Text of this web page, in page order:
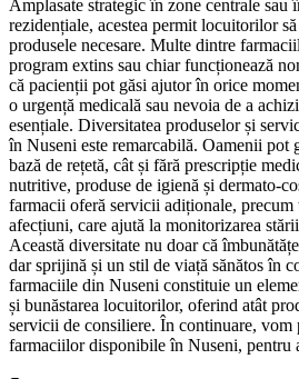
Amplasate strategic în zone centrale sau
rezidențiale, acestea permit locuitorilor
produsele necesare. Multe dintre
program extins sau chiar funcționează
că pacienții pot găsi ajutor în orice
o urgență medicală sau nevoia de a
esențiale. Diversitatea produselor și
în Nuseni este remarcabilă. Oamenii pot
bază de rețetă, cât și fără prescripție
nutritive, produse de igienă și dermato-
farmacii oferă servicii adiționale, precum
afecțiuni, care ajută la monitorizarea
Această diversitate nu doar că
dar sprijină și un stil de viață sănătos în
farmaciile din Nuseni constituie un
și bunăstarea locuitorilor, oferind atât
servicii de consiliere. În continuare, vom
farmaciilor disponibile în Nuseni, pentru